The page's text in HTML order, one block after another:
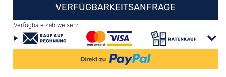
VERFÜGBARKEITSANFRAGE
Verfügbare Zahlweisen: